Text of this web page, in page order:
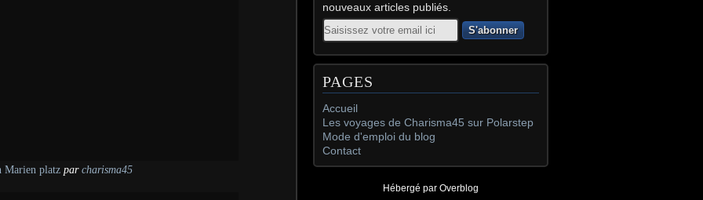
Marien platz par charisma45
nouveaux articles publiés.
Email
PAGES
Accueil
Les voyages de Charisma45 sur Polarstep
Mode d'emploi du blog
Contact
Hébergé par Overblog